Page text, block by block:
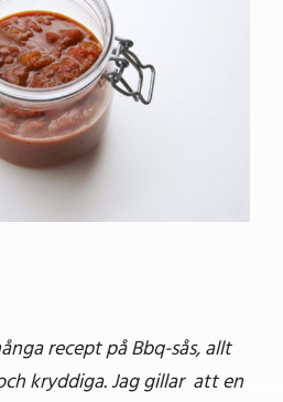
recept på Bbq-sås, allt
kryddiga. Jag gillar att en